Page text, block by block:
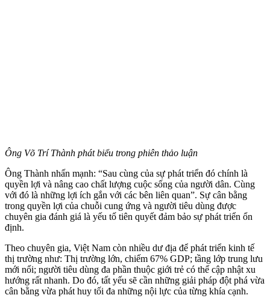
Ông Võ Trí Thành phát biểu trong phiên thảo luận
Ông Thành nhấn mạnh: “Sau cùng của sự phát triển đó chính là
quyền lợi và nâng cao chất lượng cuộc sống của người dân. Cùng
với đó là những lợi ích gắn với các bên liên quan”. Sự cân bằng
trong quyền lợi của chuỗi cung ứng và người tiêu dùng được
chuyên gia đánh giá là yếu tố tiên quyết đảm bảo sự phát triển ổn
định.
Theo chuyên gia, Việt Nam còn nhiều dư địa để phát triển kinh tế
thị trường như: Thị trường lớn, chiếm 67% GDP; tầng lớp trung lưu
mới nổi; người tiêu dùng đa phần thuộc giới trẻ có thể cập nhật xu
hướng rất nhanh. Do đó, tất yếu sẽ cần những giải pháp đột phá vừa
cân bằng vừa phát huy tối đa những nội lực của từng khía cạnh.